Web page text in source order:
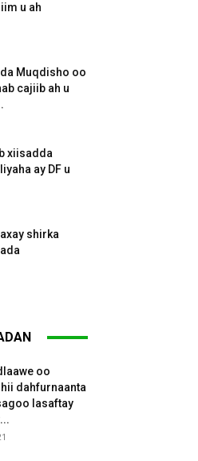
u ah
Muqdisho oo
cajiib ah u
xiisadda
ay DF u
shirka
oo
dahfurnaanta
lasaftay